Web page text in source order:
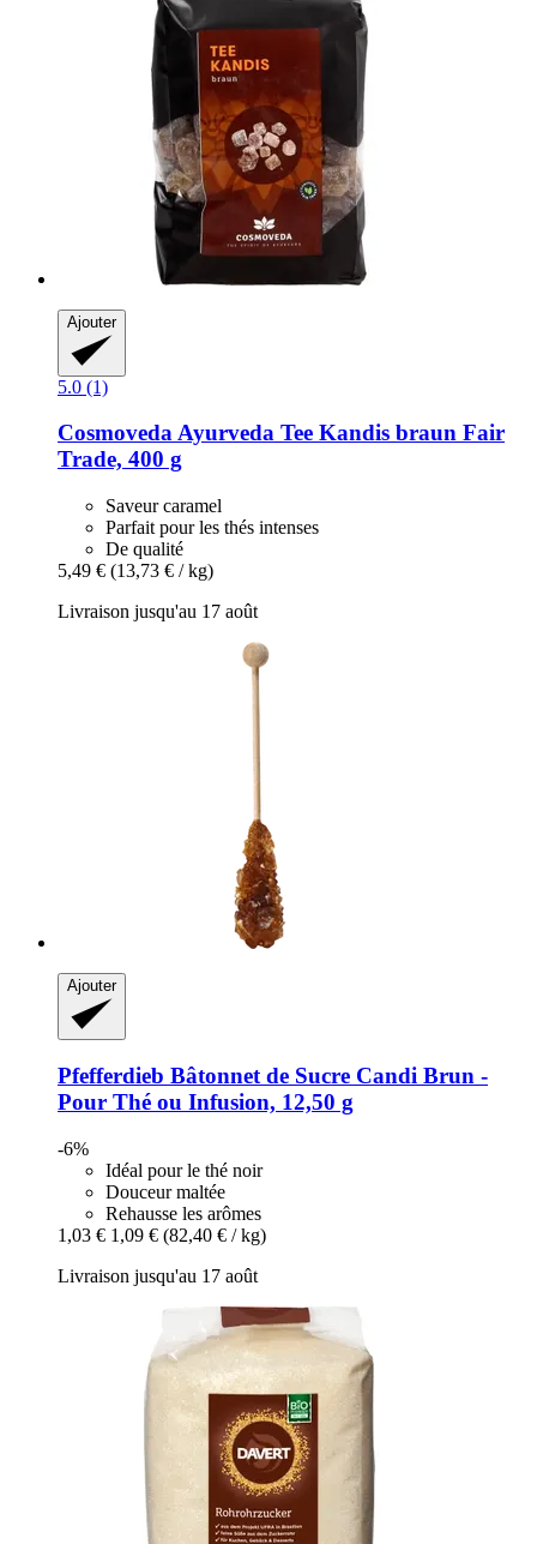
Ajouter
5.0 (1)
CosmovedaAyurveda Tee Kandis braun Fair
Trade, 400 g
Saveur caramel
Parfait pour les thés intenses
De qualité
5,49 € (13,73 € / kg)
Livraison jusqu'au 17 août
Ajouter
Pfefferdieb Bâtonnet de Sucre Candi Brun -​
Pour Thé ou Infusion, 12,50 g
-6%
Idéal pour le thé noir
Douceur maltée
Rehausse les arômes
1,03 € 1,09 € (82,40 € / kg)
Livraison jusqu'au 17 août